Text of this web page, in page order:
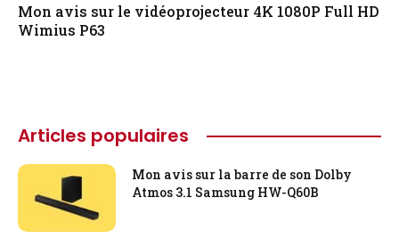
Mon avis sur le vidéoprojecteur 4K 1080P Full HD
Wimius P63
Articles populaires
Mon avis sur la barre de son Dolby
Atmos 3.1 Samsung HW-Q60B